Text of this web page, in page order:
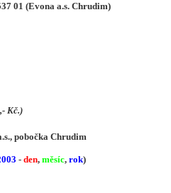
01 (Evona a.s. Chrudim)
,- Kč.)
pobočka Chrudim
- den, měsíc, rok)